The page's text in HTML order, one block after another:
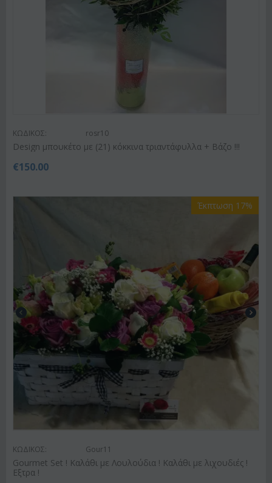
ΚΩΔΙΚΟΣ: rosr10
Design μπουκέτο με (21) κόκκινα τριαντάφυλλα + Βάζο !!!
€150.00
Έκπτωση 17%
ΚΩΔΙΚΟΣ: Gour11
Gourmet Set ! Καλάθι με Λουλούδια ! Καλάθι με λιχουδιές !
Εξτρα !